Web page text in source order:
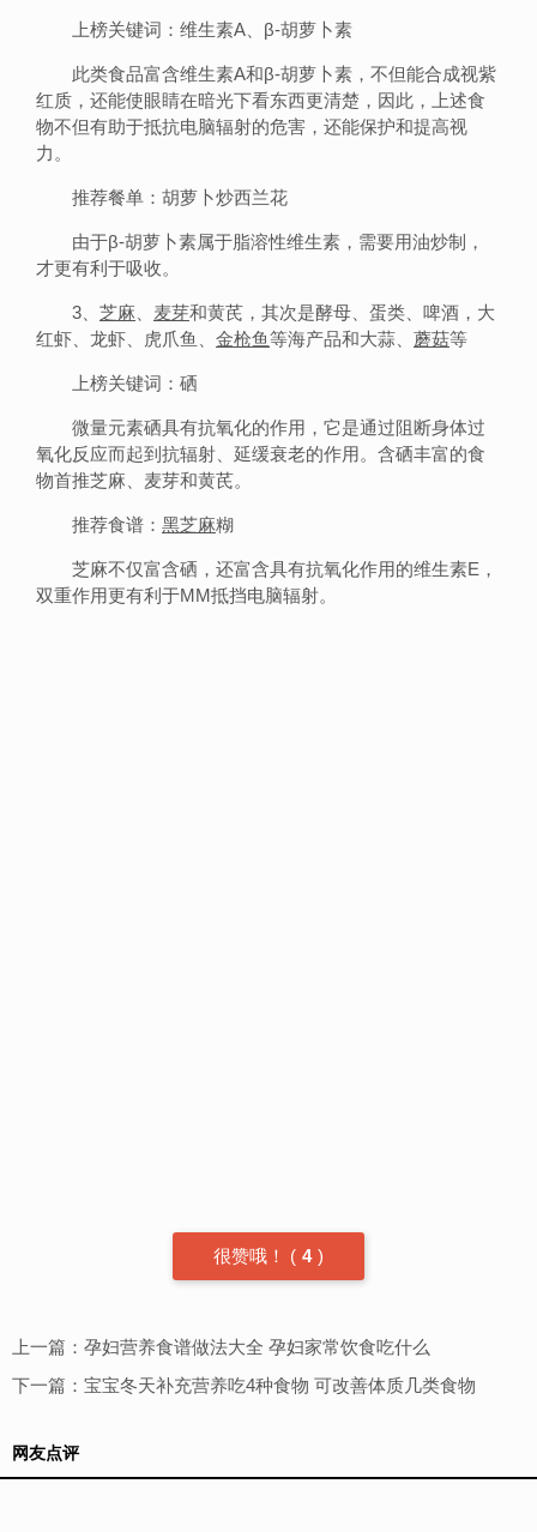
上榜关键词：维生素A、β-胡萝卜素
此类食品富含维生素A和β-胡萝卜素，不但能合成视紫
红质，还能使眼睛在暗光下看东西更清楚，因此，上述食
物不但有助于抵抗电脑辐射的危害，还能保护和提高视
力。
推荐餐单：胡萝卜炒西兰花
由于β-胡萝卜素属于脂溶性维生素，需要用油炒制，
才更有利于吸收。
3、 芝麻 麦芽和黄芪，其次是酵母、蛋类、啤酒，大
红虾、龙虾、虎爪鱼、 金枪鱼等海产品和大蒜、 蘑菇等
上榜关键词：硒
微量元素硒具有抗氧化的作用，它是通过阻断身体过
氧化反应而起到抗辐射、延缓衰老的作用。含硒丰富的食
物首推芝麻、麦芽和黄芪。
推荐食谱： 黑芝麻糊
芝麻不仅富含硒，还富含具有抗氧化作用的维生素E，
双重作用更有利于MM抵挡电脑辐射。
很赞哦！ ( 4 )
上一篇： 孕妇营养食谱做法大全 孕妇家常饮食吃什么
下一篇： 宝宝冬天补充营养吃4种食物 可改善体质几类食物
网友点评